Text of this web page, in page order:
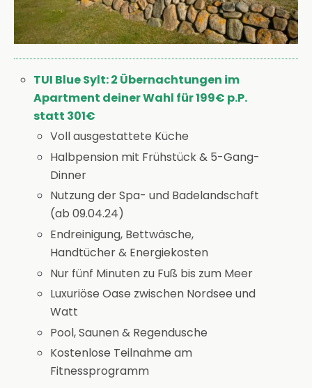
TUI Blue Sylt: 2 Übernachtungen im
Apartment deiner Wahl für 199€ p.P.
statt 301€
Voll ausgestattete Küche
Halbpension mit Frühstück & 5-Gang-
Dinner
Nutzung der Spa- und Badelandschaft
(ab 09.04.24)
Endreinigung, Bettwäsche,
Handtücher & Energiekosten
Nur fünf Minuten zu Fuß bis zum Meer
Luxuriöse Oase zwischen Nordsee und
Watt
Pool, Saunen & Regendusche
Kostenlose Teilnahme am
Fitnessprogramm